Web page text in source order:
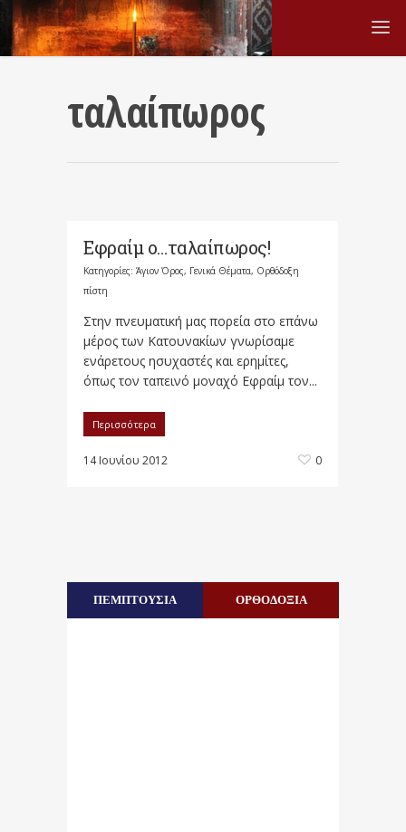
ταλαίπωρος
Εφραίμ ο…ταλαίπωρος!
Κατηγορίες: Άγιον Όρος, Γενικά Θέματα, Ορθόδοξη
πίστη
Στην πνευματική μας πορεία στο επάνω
μέρος των Κατουνακίων γνωρίσαμε
ενάρετους ησυχαστές και ερημίτες,
όπως τον ταπεινό μοναχό Εφραίμ τον...
Περισσότερα
14 Ιουνίου 2012 0
ΠΕΜΠΤΟΥΣΙΑ ΟΡΘΟΔΟΞΙΑ